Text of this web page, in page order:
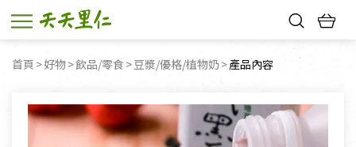
首頁 好物 飲品/零食 豆漿/優格/植物奶 目前頁面：
產品內容